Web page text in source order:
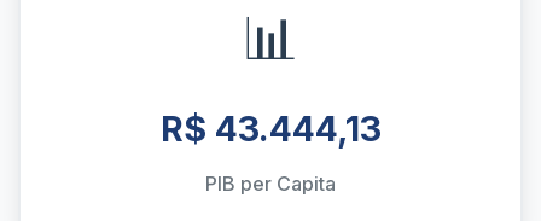
📊
R$ 43.444,13
PIB per Capita